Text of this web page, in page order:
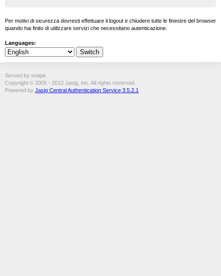
Per motivi di sicurezza dovresti effettuare il logout e chiudere tutte le finestre del browser
quando hai finito di utilizzare servizi che necessitano autenticazione.
Languages:
Served by snape
Copyright © 2005 - 2012 Jasig, Inc. All rights reserved.
Powered by Jasig Central Authentication Service 3.5.2.1